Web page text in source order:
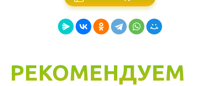
РЕКОМЕНДУЕМ